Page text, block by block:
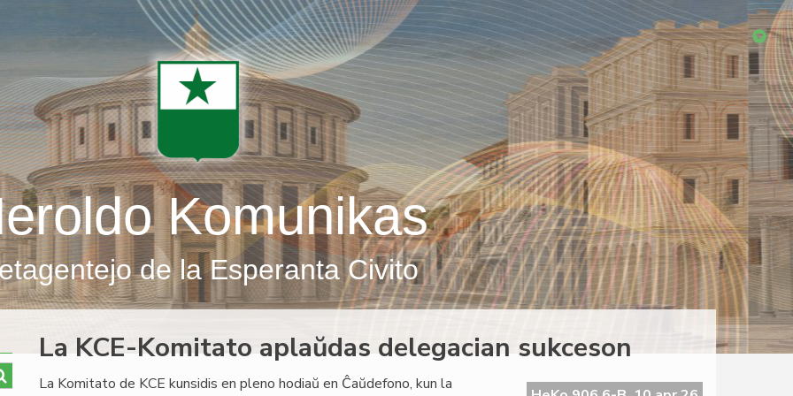
Komunikas
de la Esperanta Civito
La KCE-Komitato aplaŭdas delegacian sukceson
La Komitato de KCE kunsidis en pleno hodiaŭ en Ĉaŭdefono, kun la